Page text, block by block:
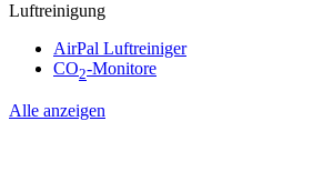
Luftreinigung
AirPal Luftreiniger
CO2-Monitore
Alle anzeigen